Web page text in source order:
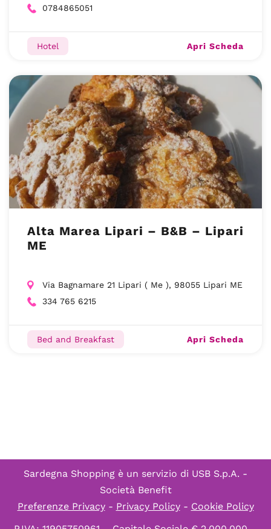
0784865051
Hotel Apri Scheda
Alta Marea Lipari – B&B – Lipari
ME
Via Bagnamare 21 Lipari ( Me ), 98055 Lipari ME
334 765 6215
Bed and Breakfast Apri Scheda
Sardegna Shopping è un servizio di USB S.p.A. -
Società Benefit
Preferenze Privacy- Privacy Policy- Cookie Policy